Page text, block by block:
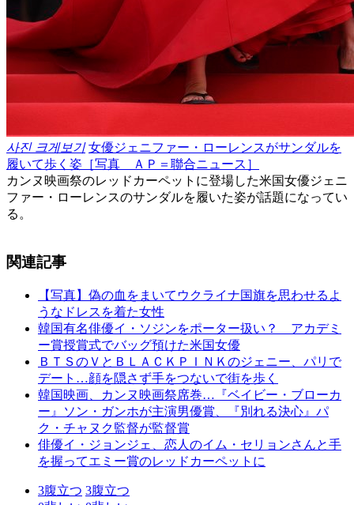
사진 크게보기 女優ジェニファー・ローレンスがサンダルを
履いて歩く姿［写真 ＡＰ＝聯合ニュース］
カンヌ映画祭のレッドカーペットに登場した米国女優ジェニ
ファー・ローレンスのサンダルを履いた姿が話題になってい
る。
関連記事
【写真】偽の血をまいてウクライナ国旗を思わせるよ
うなドレスを着た女性
韓国有名俳優イ・ソジンをポーター扱い？ アカデミ
ー賞授賞式でバッグ預けた米国女優
ＢＴＳのＶとＢＬＡＣＫＰＩＮＫのジェニー、パリで
デート…顔を隠さず手をつないで街を歩く
韓国映画、カンヌ映画祭席巻…『ベイビー・ブローカ
ー』ソン・ガンホが主演男優賞、『別れる決心』パ
ク・チャヌク監督が監督賞
俳優イ・ジョンジェ、恋人のイム・セリョンさんと手
を握ってエミー賞のレッドカーペットに
3腹立つ 3腹立つ